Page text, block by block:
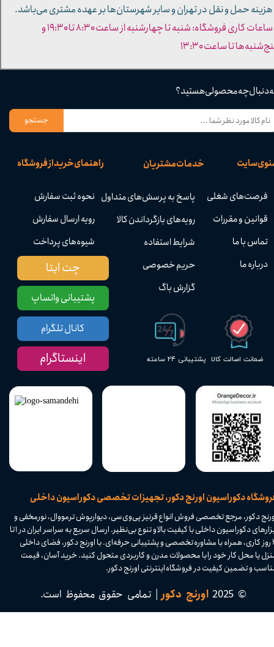
دکوراسیون اورنج دکور، تجهیزات تخصصی دکوراسیون داخلی
پشتیبانی ۲۴ ساعته ضمانت اصالت کالا
راهنمای خرید از فروشگاه
نحوه ثبت سفارش
رویه ارسال سفارش
شیوه‌های پرداخت
خدمات مشتریان
پاسخ به پرسش‌های متداول
رویه‌های بازگرداندن کالا
شرایط استفاده
حریم خصوصی
گزارش باگ
سایت
فرصت‌های شغلی
قوانین و مقررات
تماس با ما
درباره ما
دنبال چه محصولی هستید؟
جستجو
دکور، مرجع تخصصی فروش انواع قرنیز پی‌وی‌سی، دیوارپوش ترمووال، نورمخفی و
ابزارهای دکوراسیون داخلی با کیفیت بالا و تنوع بی‌نظیر. ارسال سریع به سراسر ایران در ۱ تا
۴ روز کاری، همراه با مشاوره تخصصی و پشتیبانی حرفه‌ای. با اورنج دکور، فضای داخلی
یا محل کار خود را با محصولات مدرن و کاربردی متحول کنید. خرید آسان، قیمت
و تضمین کیفیت در فروشگاه اینترنتی اورنج دکور.​​​​​​​
© 2025 اورنج دکور| تمامی حقوق محفوظ است.​​​​​​​
پشتیبانی واتساپ
چت ایتا
کانال تلگرام
اینستاگرام
حمل و نقل در تهران و سایر شهرستان‌ها بر عهده مشتری می‌باشد.
- ساعات کاری فروشگاه: شنبه تا چهارشنبه از ساعت ۸:۳۰ تا ۱۹:۳۰ و
تا ساعت ۱۳:۳۰​​​​​​​